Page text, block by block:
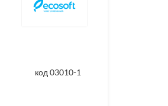
код 03010-1